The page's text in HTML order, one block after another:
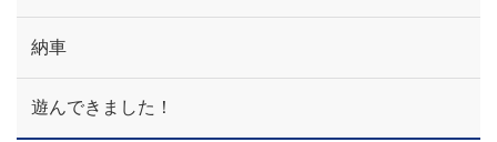
納車
遊んできました！